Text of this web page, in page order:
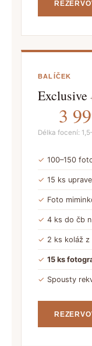
BALÍČEK
Exclusive
3
Délka focení:
✓ 100–150
✓ 15 ks
✓ Foto
✓ 4 ks do čb
✓ 2 ks koláž
✓ 15 ks
✓ Spousty